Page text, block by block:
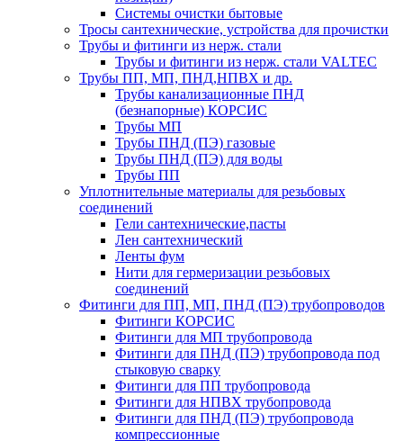
Системы очистки бытовые
Тросы сантехнические, устройства для прочистки
Трубы и фитинги из нерж. стали
Трубы и фитинги из нерж. стали VALTEC
Трубы ПП, МП, ПНД,НПВХ и др.
Трубы канализационные ПНД
(безнапорные) КОРСИС
Трубы МП
Трубы ПНД (ПЭ) газовые
Трубы ПНД (ПЭ) для воды
Трубы ПП
Уплотнительные материалы для резьбовых
соединений
Гели сантехнические,пасты
Лен сантехнический
Ленты фум
Нити для гермеризации резьбовых
соединений
Фитинги для ПП, МП, ПНД (ПЭ) трубопроводов
Фитинги КОРСИС
Фитинги для МП трубопровода
Фитинги для ПНД (ПЭ) трубопровода под
стыковую сварку
Фитинги для ПП трубопровода
Фитинги для НПВХ трубопровода
Фитинги для ПНД (ПЭ) трубопровода
компрессионные